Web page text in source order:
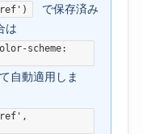
で保存済み
は
scheme:
自動適用しま